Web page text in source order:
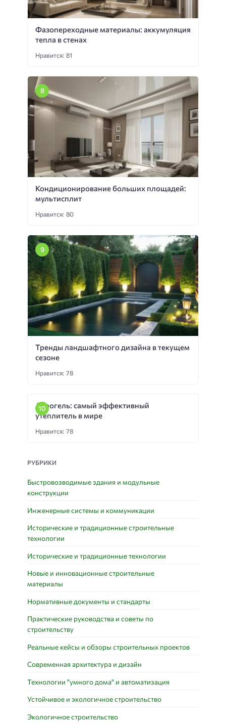
Фазопереходные материалы: аккумуляция
тепла в стенах
Нравится: 81
Кондиционирование больших площадей:
мультисплит
Нравится: 80
Тренды ландшафтного дизайна в текущем
сезоне
Нравится: 78
Аэрогель: самый эффективный
утеплитель в мире
Нравится: 78
РУБРИКИ
Быстровозводимые здания и модульные
конструкции
Инженерные системы и коммуникации
Исторические и традиционные строительные
технологии
Исторические и традиционные технологии
Новые и инновационные строительные
материалы
Нормативные документы и стандарты
Практические руководства и советы по
строительству
Реальные кейсы и обзоры строительных проектов
Современная архитектура и дизайн
Технологии "умного дома" и автоматизация
Устойчивое и экологичное строительство
Экологичное строительство